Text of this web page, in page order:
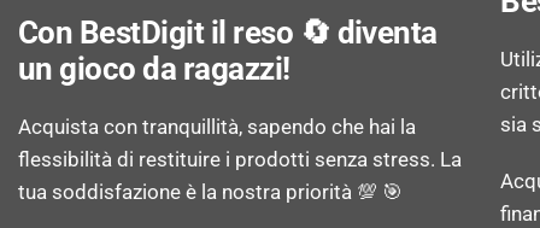
Famiglia processore: Apple M
Generazione del processore: Apple M 3rd Gen
Modello del processore: M3
Con BestDigit il reso 🔄 diventa
un gioco da ragazzi!
Acquista con tranquillità, sapendo che hai la
flessibilità di restituire i prodotti senza stress. La
tua soddisfazione è la nostra priorità 💯 🎯
sia